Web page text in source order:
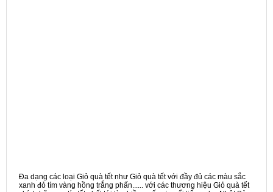
Đa dạng các loại Giỏ quà tết như Giỏ quà tết với đầy đủ các màu sắc
xanh đỏ tím vàng hồng trắng phấn...... với các thương hiệu Giỏ quà tết